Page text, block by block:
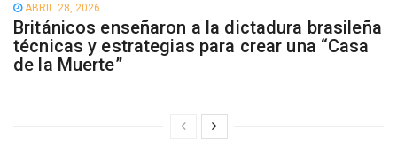
ABRIL 28, 2026
Británicos enseñaron a la dictadura brasileña
técnicas y estrategias para crear una “Casa
de la Muerte”